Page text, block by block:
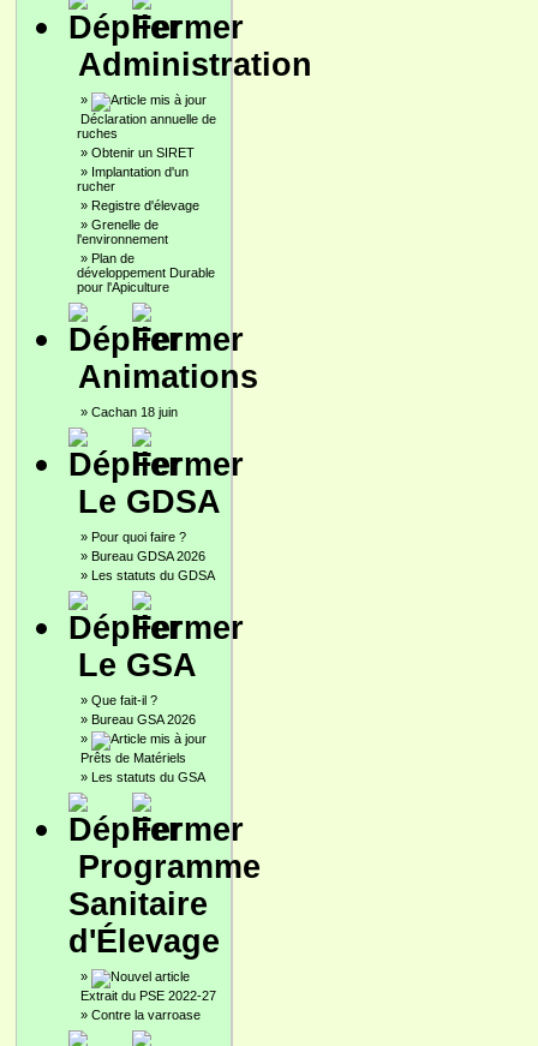
Administration
»
Déclaration annuelle de
ruches
» Obtenir un SIRET
» Implantation d'un
rucher
» Registre d'élevage
» Grenelle de
l'environnement
» Plan de
développement Durable
pour l'Apiculture
Animations
» Cachan 18 juin
Le GDSA
» Pour quoi faire ?
» Bureau GDSA 2026
» Les statuts du GDSA
Le GSA
» Que fait-il ?
» Bureau GSA 2026
»
Prêts de Matériels
» Les statuts du GSA
Programme
Sanitaire
d'Élevage
»
Extrait du PSE 2022-27
» Contre la varroase